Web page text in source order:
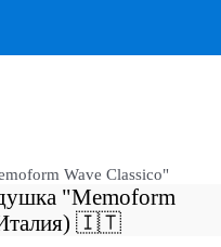
Wave Classico"
"Memoform
🇮🇹